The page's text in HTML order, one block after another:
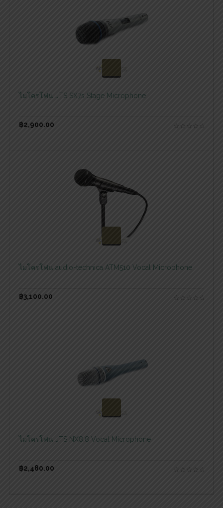
ไมโครโฟน JTS SX7s Stage Microphone
฿2,900.00
สอบถามและสั่งซื้อสินค้า
ไมโครโฟน audio-technica ATM510 Vocal Microphone
฿3,100.00
สอบถามและสั่งซื้อสินค้า
ไมโครโฟน JTS NX8.8 Vocal Microphone
฿2,480.00